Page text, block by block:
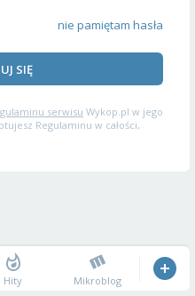
nie pamiętam hasła
SIĘ
serwisu Wykop.pl w jego
Regulaminu w całości,
Hity Mikroblog